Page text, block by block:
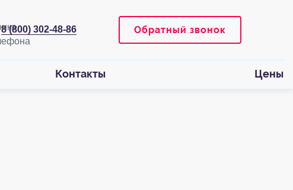
8 (800) 302-48-86 Обратный звонок
Контакты Цены